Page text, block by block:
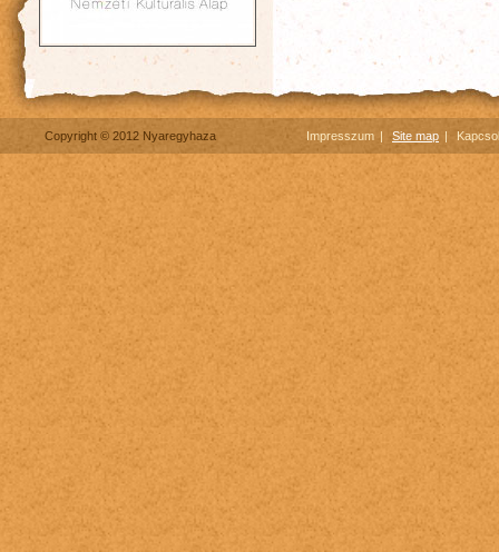
Copyright © 2012 Nyaregyhaza Impresszum Site map